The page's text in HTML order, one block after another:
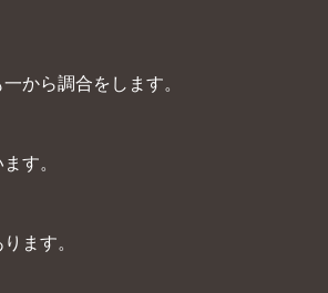
から調合をします。
す。
ます。